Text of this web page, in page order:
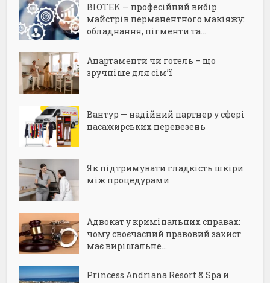
BIOTEK — професійний вибір
майстрів перманентного макіяжу:
обладнання, пігменти та...
Апартаменти чи готель – що
зручніше для сім’ї
Вантур — надійний партнер у сфері
пасажирських перевезень
Як підтримувати гладкість шкіри
між процедурами
Адвокат у кримінальних справах:
чому своєчасний правовий захист
має вирішальне...
Princess Andriana Resort & Spa и